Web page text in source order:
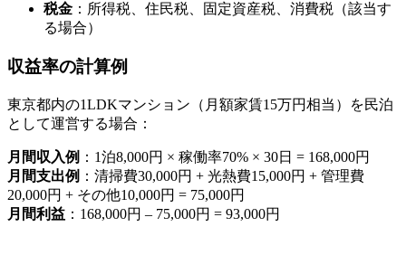
税金 ：所得税、住民税、固定資産税、消費税（該当す
る場合）
収益率の計算例
東京都内の1LDKマンション（月額家賃15万円相当）を民泊
として運営する場合：
月間収入例 ：1泊8,000円 × 稼働率70% × 30日 = 168,000円
月間支出例 ：清掃費30,000円 + 光熱費15,000円 + 管理費
20,000円 + その他10,000円 = 75,000円
月間利益 ：168,000円 – 75,000円 = 93,000円